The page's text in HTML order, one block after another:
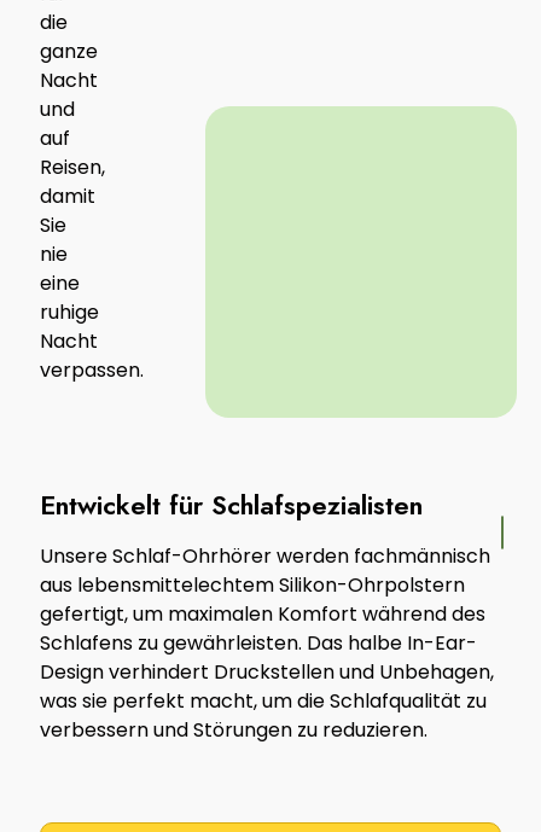
die
ganze
Nacht
und
auf
Reisen,
damit
Sie
nie
eine
ruhige
Nacht
verpassen.
Entwickelt für Schlafspezialisten
Unsere Schlaf-Ohrhörer werden fachmännisch
aus lebensmittelechtem Silikon-Ohrpolstern
gefertigt, um maximalen Komfort während des
Schlafens zu gewährleisten. Das halbe In-Ear-
Design verhindert Druckstellen und Unbehagen,
was sie perfekt macht, um die Schlafqualität zu
verbessern und Störungen zu reduzieren.